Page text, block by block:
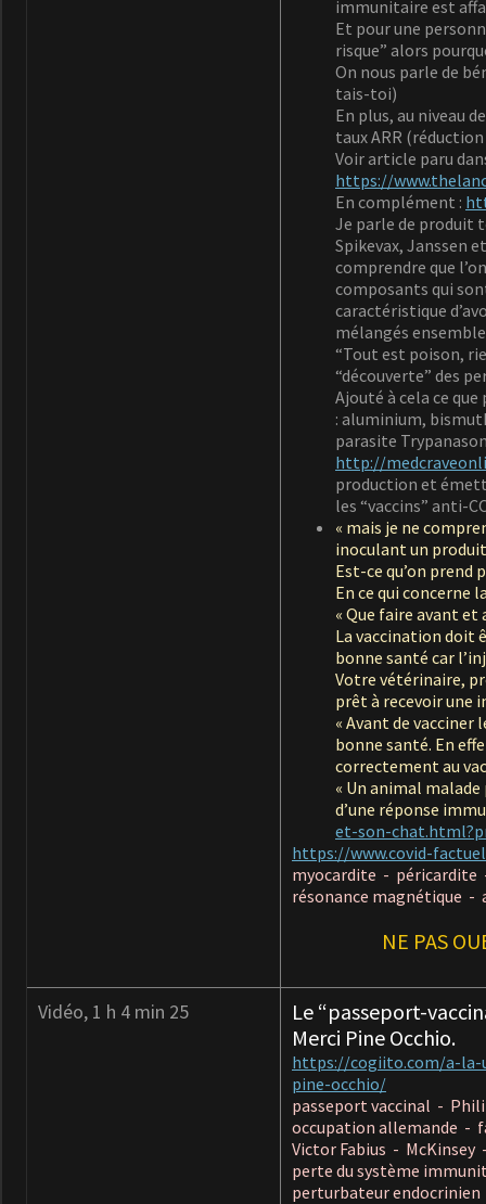
immunitaire est
Et pour une
risque” alors
On nous parle de
tais-toi)
En plus, au niveau
taux ARR
Voir article paru
https://
En complément :
Je parle de produit
Spikevax, Janssen
comprendre que
composants qui
caractéristique
mélangés
“Tout est poison,
“découverte” des
Ajouté à cela ce
: aluminium,
parasite
http://
production et
les “vaccins” anti-
« mais je ne
inoculant un
Est-ce qu’on prend
En ce qui concerne
« Que faire avant et
La vaccination doit
bonne santé car
Votre vétérinaire,
prêt à recevoir une
« Avant de vacciner
bonne santé. En
correctement au
« Un animal
d’une réponse
et-son-
https://www.covid-
myocardite - péricardite
résonance magnétique
NE PAS
Vidéo, 1 h 4 min 25
Le “passeport-
Merci Pine Occhio.
https://cogiito.com/a-la-
pine-occhio/
passeport vaccinal -
occupation allemande -
Victor Fabius -
perte du système
perturbateur